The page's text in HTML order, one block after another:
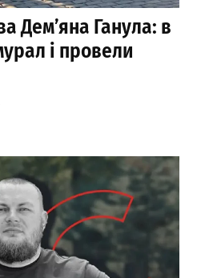
Дем’яна Ганула: в
і провели